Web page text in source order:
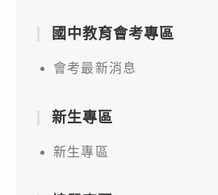
國中教育會考專區
會考最新消息
新生專區
新生專區